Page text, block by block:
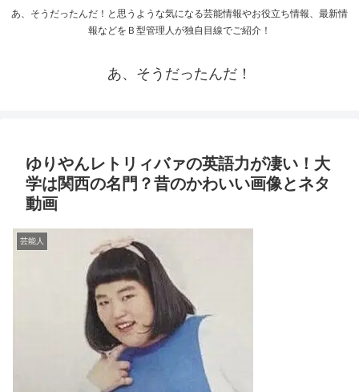
あ、そうだったんだ！と思うような気になる芸能情報やお役立ち情報、最新情
報などをＢ型管理人が独自目線でご紹介！
あ、そうだったんだ！
ゆりやんレトリィバァの英語力が凄い！大
学は関西の名門？昔のかわいい画像とネタ
動画
芸能人